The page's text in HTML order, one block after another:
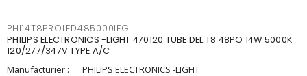
PHI14T8PROLED485000IFG
PHILIPS ELECTRONICS -LIGHT 470120 TUBE DEL T8 48PO 14W 5000K
120/277/347V TYPE A/C
Manufacturier :
PHILIPS ELECTRONICS -LIGHT